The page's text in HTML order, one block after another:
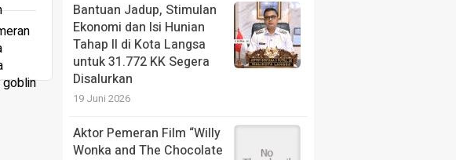
Bantuan Jadup, Stimulan
Ekonomi dan Isi Hunian
Tahap II di Kota Langsa
untuk 31.772 KK Segera
Disalurkan
19 Juni 2026
Aktor Pemeran Film “Willy
Wonka and The Chocolate